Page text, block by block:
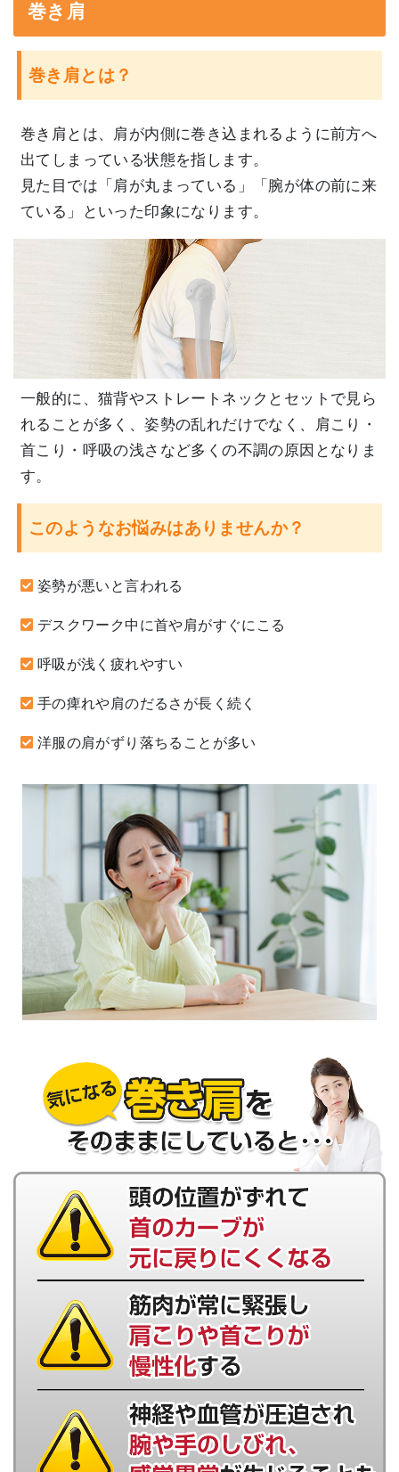
巻き肩
巻き肩とは？
巻き肩とは、肩が内側に巻き込まれるように前方へ
出てしまっている状態を指します。
見た目では「肩が丸まっている」「腕が体の前に来
ている」といった印象になります。
一般的に、猫背やストレートネックとセットで見ら
れることが多く、姿勢の乱れだけでなく、肩こり・
首こり・呼吸の浅さなど多くの不調の原因となりま
す。
このようなお悩みはありませんか？
姿勢が悪いと言われる
デスクワーク中に首や肩がすぐにこる
呼吸が浅く疲れやすい
手の痺れや肩のだるさが長く続く
洋服の肩がずり落ちることが多い